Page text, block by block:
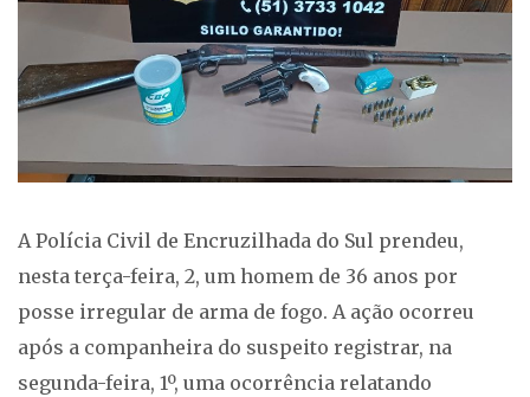
A Polícia Civil de Encruzilhada do Sul prendeu,
nesta terça-feira, 2, um homem de 36 anos por
posse irregular de arma de fogo. A ação ocorreu
após a companheira do suspeito registrar, na
segunda-feira, 1º, uma ocorrência relatando